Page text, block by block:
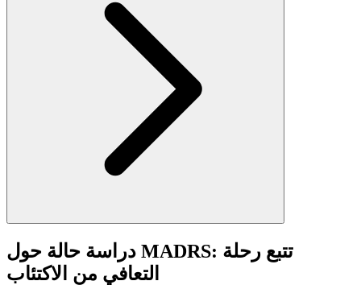
دراسة حالة حول MADRS: تتبع رحلة
التعافي من الاكتئاب